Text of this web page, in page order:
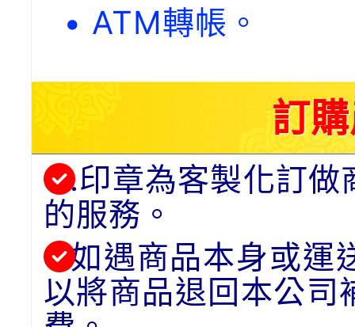
• ATM轉帳。
訂
.印章為客製化訂做
的服務。
如遇商品本身或運
以將商品退回本公司